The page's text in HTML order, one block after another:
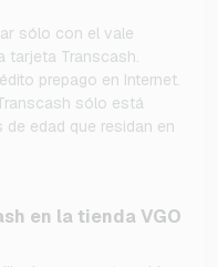
sólo con el vale
tarjeta Transcash.
prepago en Internet.
sólo está
edad que residan en
en la tienda VGO